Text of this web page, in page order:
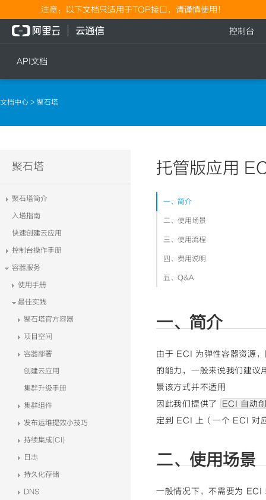
注意：以下文档只适用于TOP接口，请谨慎使用！
API文档
流量充值档位查询
控制台
文档中心 > 聚石塔
聚石塔
聚石塔简介
入塔指南
快速创建云应用
控制台操作手册
容器服务
使用手册
最佳实践
聚石塔官方容器
项目空间
容器部署
创建云应用
集群升级手册
集群组件
发布运维提效小技巧
持续集成(CI)
日志
持久化存储
DNS
托管版应用
一、简介
二、使用场景
三、使用流程
四、费用说明
五、Q&A
一、简介
由于 ECI 为弹性容器资源
的能力，一般来说我们建
景该方式并不适用
因此我们提供了
ECI 自动
定到 ECI 上（一个 ECI 对
二、使用场景
一般情况下，不需要为